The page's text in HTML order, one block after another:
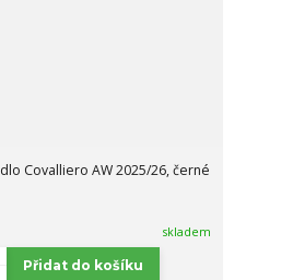
Covalliero AW 2025/26, černé
skladem
Přidat do košíku